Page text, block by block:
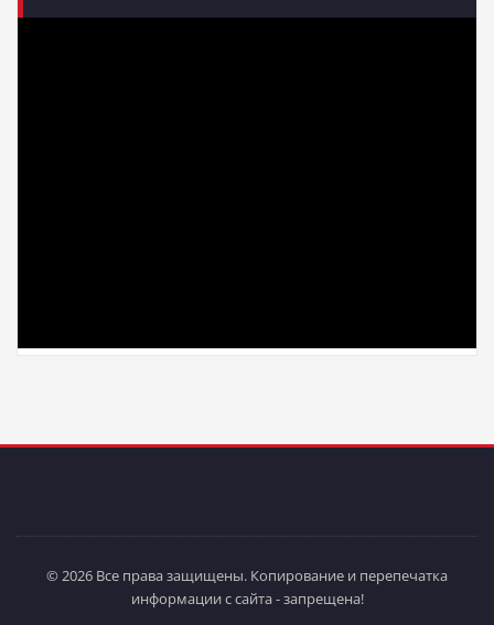
© 2026 Все права защищены. Копирование и перепечатка
информации с сайта - запрещена!